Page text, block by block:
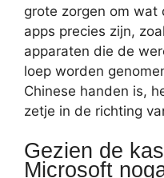
grote zorgen om wat
apps precies zijn,
apparaten die de
loep worden
Chinese handen is,
zetje in de richting
Gezien de
Microsoft